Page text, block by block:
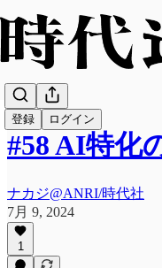
登録 ログイン
#58 AI特化
ナカジ@ANRI/時代社
7月 9, 2024
1